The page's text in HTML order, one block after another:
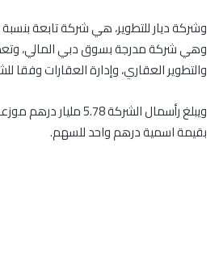
وهي شركة مدرجة بسوق دبي المالي،
والتطوير العقاري، وإدارة العقارات وفقا
بقيمة اسمية درهم واحد للسهم.